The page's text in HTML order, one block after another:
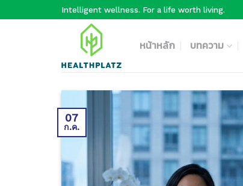
Intelligent wellness. For a life worth living.
หน้าหลัก บทความ
07
ก.ค.